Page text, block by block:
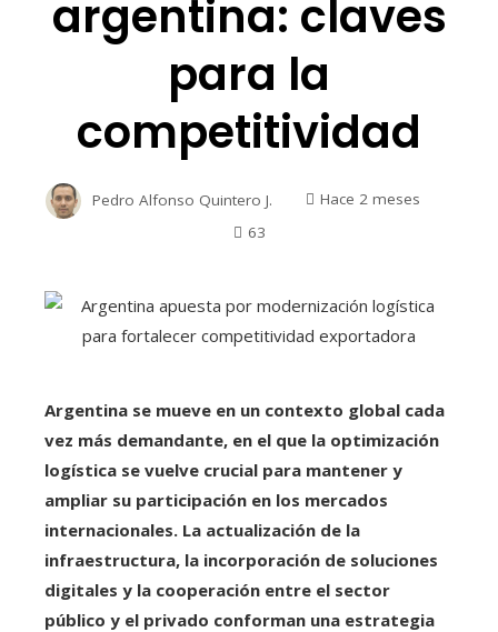
argentina: claves
para la
competitividad
Pedro Alfonso Quintero J.
Hace 2 meses
63
Argentina se mueve en un contexto global cada
vez más demandante, en el que la optimización
logística se vuelve crucial para mantener y
ampliar su participación en los mercados
internacionales. La actualización de la
infraestructura, la incorporación de soluciones
digitales y la cooperación entre el sector
público y el privado conforman una estrategia